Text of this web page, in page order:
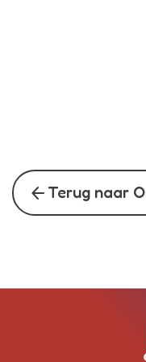
arrow_back Terug naar